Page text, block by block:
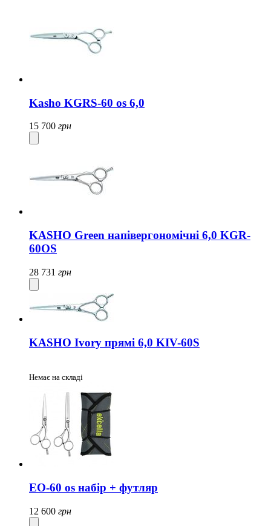
Kasho KGRS-60 os 6,0
15 700 грн
KASHO Green напівергономічні 6,0 KGR-
60OS
28 731 грн
KASHO Ivory прямі 6,0 KIV-60S
Немає на складі
EO-60 os набір + футляр
12 600 грн